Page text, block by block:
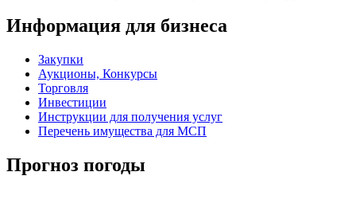
Информация для бизнеса
Закупки
Аукционы, Конкурсы
Торговля
Инвестиции
Инструкции для получения услуг
Перечень имущества для МСП
Прогноз погоды